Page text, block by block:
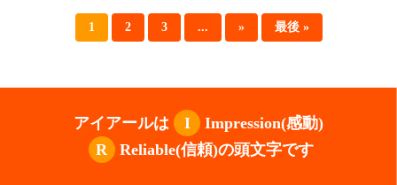
1 2 3 ... » 最後 »
アイアールは I
Impression(感動)
R
Reliable(信頼)の頭文字です